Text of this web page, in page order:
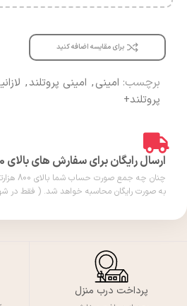
برای مقایسه اضافه کنید
برچسب: امینی, امینی پروتلند,
پروتلند+
ارسال رایگان برای سفارش های بالای 800 هزار تومان
چنان چه
به صورت رایگان محاسبه خواهد شد. ( فقط در
پرداخت درب منزل